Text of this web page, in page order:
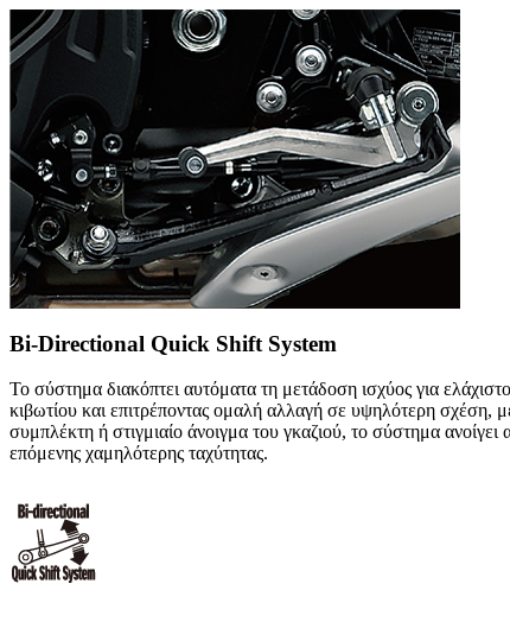
Bi-Directional Quick Shift System
Το σύστημα διακόπτει αυτόματα τη μετάδοση ισχύος για
κιβωτίου και επιτρέποντας ομαλή αλλαγή σε υψηλότερη σχέση,
συμπλέκτη ή στιγμιαίο άνοιγμα του γκαζιού, το σύστημα
επόμενης χαμηλότερης ταχύτητας.